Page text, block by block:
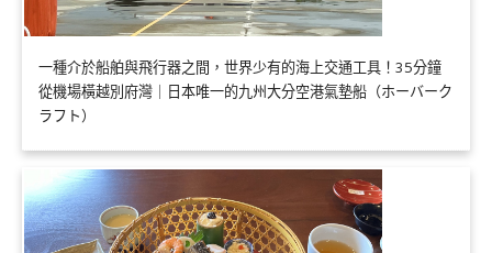
一種介於船舶與飛行器之間，世界少有的海上交通工具！35分鐘
從機場橫越別府灣｜日本唯一的九州大分空港氣墊船（ホーバーク
ラフト）